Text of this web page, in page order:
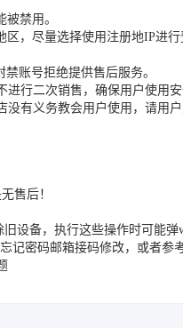
禁用。
，尽量选择使用注册地IP进行
账号拒绝提供售后服务。
行二次销售，确保用户使用安
有义务教会用户使用，请用
售后！
旧设备，执行这些操作时可能
记密码邮箱接码修改，或者参